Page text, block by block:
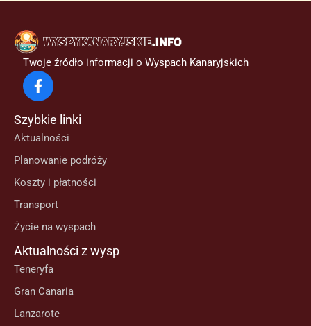
Twoje źródło informacji o Wyspach Kanaryjskich
Szybkie linki
Aktualności
Planowanie podróży
Koszty i płatności
Transport
Życie na wyspach
Aktualności z wysp
Teneryfa
Gran Canaria
Lanzarote